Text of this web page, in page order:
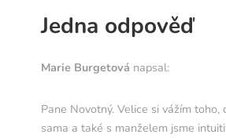
Jedna odpověď
Marie Burgetová napsal:
Pane Novotný. Velice si vážím
sama a také s manželem jsme